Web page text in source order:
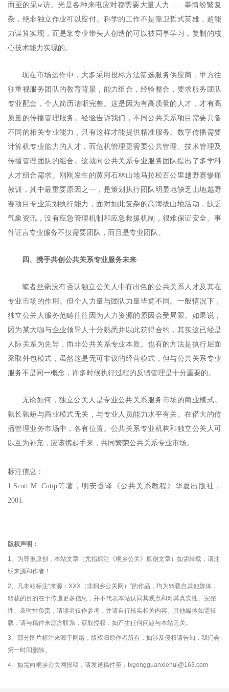
而至的采w访。光是各种来电应对都需要大量人力……事情纷繁复
杂，绝非独立作业可以应付。科学的工作不是靠卫哲式英雄，超能
力谋算实现，而是靠专业带头人创造的可以被同事学习，复制的核
心技术能力实现的。
现在市场运作中，大多采用投标方法筛选服务供应商，甲方往
往重视服务团队的教育背景，能力组合，经验整合，要求服务团队
专业配套，个人简历清晰完整。这是因为有高质量的人才，才有高
质量的传播管理服务。经验告诉我们，不同公共关系项目需要具备
不同的相关专业能力，只有这样才能提供精准服务。数字传播需要
计算机专业能力的人才，而危机管理更需要公共管理、技术管理及
传播管理团队的组合。这就向公共关系专业服务团队提出了多学科
人才组合需求。刚刚发生的黄河石林山地马拉松百公里越野赛惨痛
教训，其中最重要原因之一，是策划执行团队明显地缺乏山地越野
赛项目专业策划执行能力，面对如此复杂的高海拔山地活动，缺乏
气象资讯，没有应急管理机制和应急救援机制，很难保证安全。事
件证言专业服务不仅需要团队，而且是专业团队。
四、携手共创公共关系专业服务未来
笔者丝毫没有否认独立公关人中有出色的公共关系人才及其在
专业市场的作用。但个人力量与团队力量毕竟不同。一般情况下，
独立公关人服务范畴往往因为人力资源的原因会受局限。如果说，
因为某大咖与企业领导人十分熟悉并以此获得合约，其实这已经是
人际关系为先导，而非公共关系专业本质。也有的方法是执行层面
采取外包模式，虽然这是无可非议的经营模式，但与公共关系专业
服务不是同一概念，许多时候执行过程的反馈管理是十分重要的。
无论如何，独立公关人是专业公共关系服务市场的商业模式。
孰长孰短与商业模式无关，与专业人员能力水平有关。在偌大的传
播管理业务市场中，各有位置。公共关系专业机构和独立公关人可
以互为补充，应该携起手来，共同繁荣公共关系专业市场。
标注信息：
1.Scott M. Cutip等著，明安香译《公共关系教程》华夏出版社，
2001.
版权声明：
1、为尊重原创，本站文章（尤指标注《桐乡公关》原创文章）如需转载，请注
明来源和作者！
2、凡本站标注“来源：XXX（非桐乡公关网）”的作品，均为转载自其他媒体，
转载的目的在于传递更多信息，并不代表本站认同其观点和对其真实性、完整
性、及时性负责，请读者仅作参考，并请自行核实相关内容。其他媒体如需转
载，请与稿件来源方联系，获取授权，如产生任何问题与本站无关。
3、部分图片标注来源于网络，版权归原作者所有，如涉及侵权请告知，我们会
第一时间删除。
4、如需向桐乡公关网投稿，请发送稿件至：txgongguanxiehui@163.com